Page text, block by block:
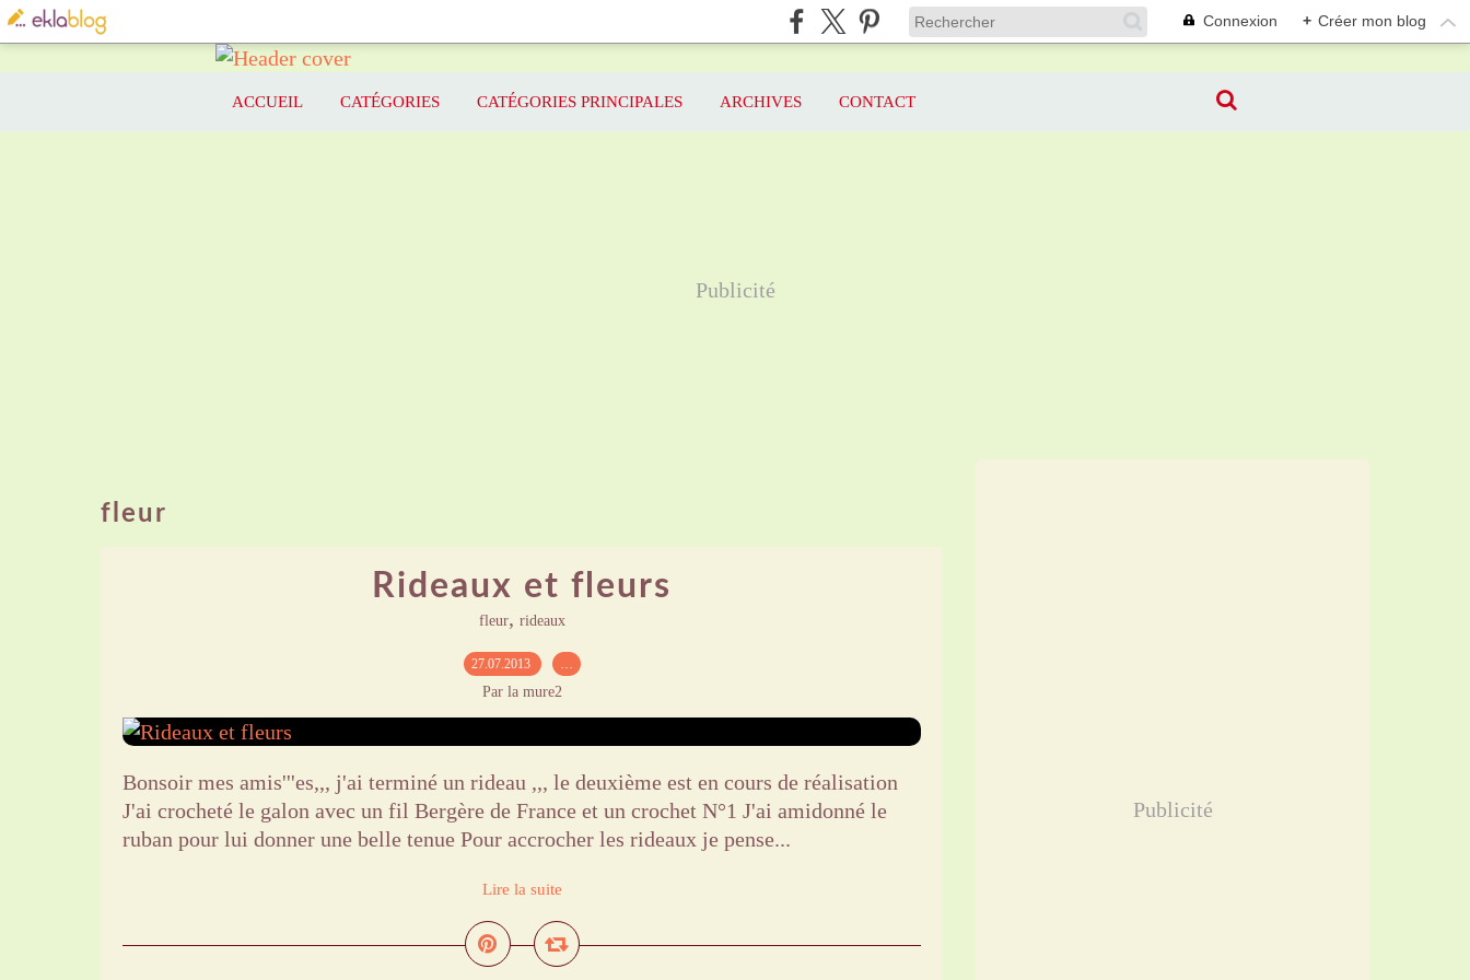
Connexion + Créer mon blog
ACCUEIL CATÉGORIES CATÉGORIES PRINCIPALES ARCHIVES CONTACT
Publicité
fleur
Rideaux et fleurs
fleur, rideaux
27.07.2013 …
Par la mure2
Bonsoir mes amis'''es,,, j'ai terminé un rideau ,,, le deuxième est en cours de réalisation
J'ai crocheté le galon avec un fil Bergère de France et un crochet N°1 J'ai amidonné le
ruban pour lui donner une belle tenue Pour accrocher les rideaux je pense...
Lire la suite
Publicité